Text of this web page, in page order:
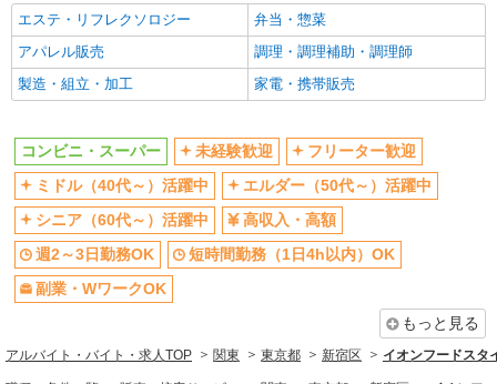
ライフコモレ四谷店（店舗コード643）
ネットスーパー
時給1,250円以上 日曜日、祝日のご出勤は時給
100円UP 時給1,350円以上 お仕事を覚えていく
で最大時給200円UP！
キープ 詳細を見る
アルバイト
ライフ若松河田駅前店（店舗コード897）
夜間店舗運営補助
ライフ若松河田駅前店 東京都新宿区若松町28-
エステ・リフレクソロジー
弁当・惣菜
アパレル販売
調理・調理補助・調理師
製造・組立・加工
家電・携帯販売
コンビニ・スーパー 未経験歓迎
フリーター歓迎
ミドル（40代～）活躍中
エルダー（50代～）活躍中
シニア（60代～）活躍中
高収入・高額
週2～3日勤務OK
短時間勤務（1日4h以内）OK
副業・WワークOK
もっと見る
アルバイト・バイト・求人TOP 関東 東京都 新宿区 イオンフードスタ